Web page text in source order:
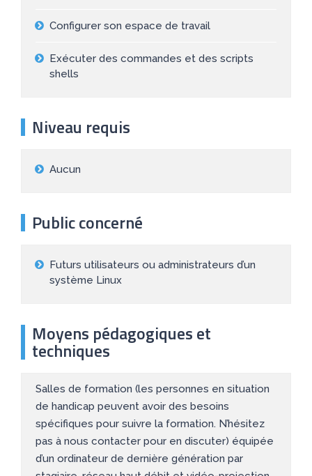
Configurer son espace de travail
Exécuter des commandes et des scripts
shells
Niveau requis
Aucun
Public concerné
Futurs utilisateurs ou administrateurs d’un
système Linux
Moyens pédagogiques et
techniques
Salles de formation (les personnes en situation
de handicap peuvent avoir des besoins
spécifiques pour suivre la formation. N’hésitez
pas à nous contacter pour en discuter) équipée
d’un ordinateur de dernière génération par